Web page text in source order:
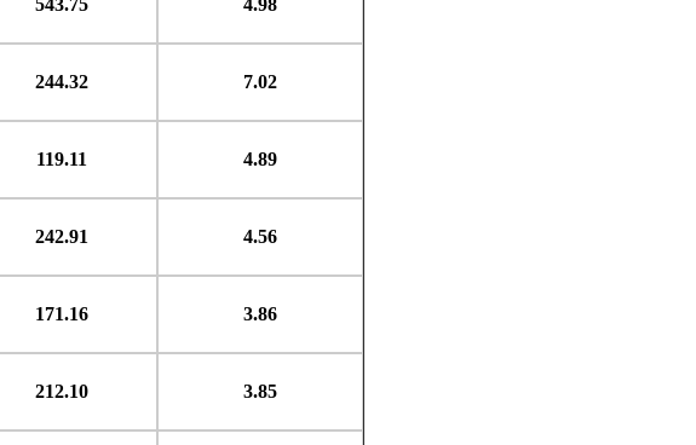
543.75 4.98
244.32 7.02
119.11 4.89
242.91 4.56
171.16 3.86
212.10 3.85